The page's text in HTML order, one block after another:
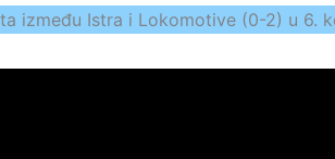
između Istra i Lokomotive (0-2) u 6.